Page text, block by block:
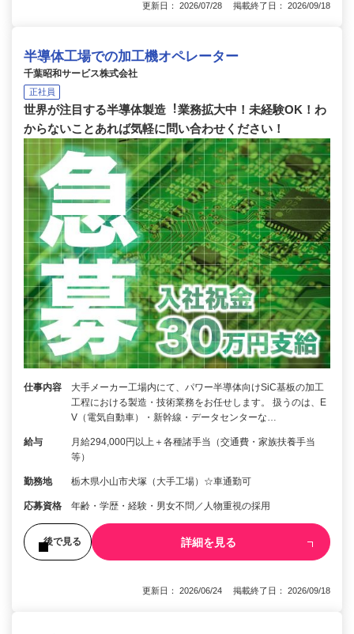
更新日： 2026/07/28 掲載終了日： 2026/09/18
半導体工場での加工機オペレーター
千葉昭和サービス株式会社
正社員
世界が注⽬する半導体製造︕業務拡⼤中！未経験OK！わ
からないことあれば気軽に問い合わせください！
仕事内容
大手メーカー工場内にて、パワー半導体向けSiC基板の加工
工程における製造・技術業務をお任せします。 扱うのは、E
V（電気自動車）・新幹線・データセンターな…
給与
月給294,000円以上＋各種諸手当（交通費・家族扶養手当
等）
勤務地 栃木県小山市犬塚（大手工場）☆車通勤可
応募資格 年齢・学歴・経験・男⼥不問／⼈物重視の採⽤
後で見る 詳細を見る
更新日： 2026/06/24 掲載終了日： 2026/09/18